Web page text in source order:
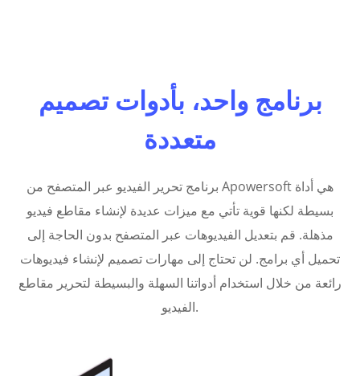
برنامج واحد، بأدوات تصميم
متعددة
برنامج تحرير الفيديو عبر المتصفح من Apowersoft هي أداة
بسيطة لكنها قوية تأتي مع ميزات عديدة لإنشاء مقاطع فيديو
مذهلة. قم بتعديل الفيديوهات عبر المتصفح بدون الحاجة إلى
تحميل أي برامج. لن تحتاج إلى مهارات تصميم لإنشاء فيديوهات
رائعة من خلال استخدام أدواتنا السهلة والبسيطة لتحرير مقاطع
الفيديو.